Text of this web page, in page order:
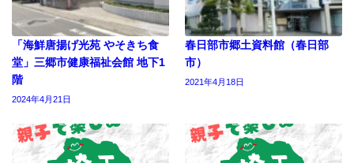
「海鮮唐揚げ光苑 やそきち食
堂」三郷市健康福祉会館 地下1
階
2024年4月21日
春日部市郷土資料館（春日部
市）
2021年4月18日